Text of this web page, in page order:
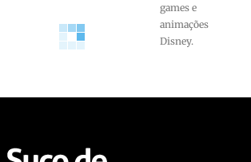
games e
animações
Disney.